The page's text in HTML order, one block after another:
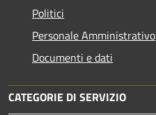
Politici
Personale Amministrativo
Documenti e dati
CATEGORIE DI SERVIZIO